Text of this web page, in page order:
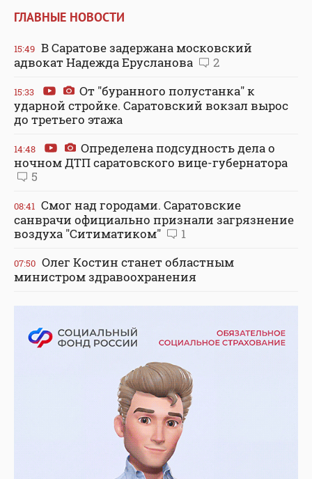
ГЛАВНЫЕ НОВОСТИ
15:49 В Саратове задержана московский
адвокат Надежда Ерусланова
2
15:33
От "буранного полустанка" к
ударной стройке. Саратовский вокзал вырос
до третьего этажа
14:48
Определена подсудность дела о
ночном ДТП саратовского вице-губернатора
5
08:41 Смог над городами. Саратовские
санврачи официально признали загрязнение
воздуха "Ситиматиком"
1
07:50 Олег Костин станет областным
министром здравоохранения